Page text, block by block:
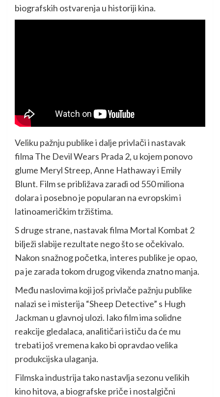
biografskih ostvarenja u historiji kina.
Veliku pažnju publike i dalje privlači i nastavak
filma The Devil Wears Prada 2, u kojem ponovo
glume Meryl Streep, Anne Hathaway i Emily
Blunt. Film se približava zaradi od 550 miliona
dolara i posebno je popularan na evropskim i
latinoameričkim tržištima.
S druge strane, nastavak filma Mortal Kombat 2
bilježi slabije rezultate nego što se očekivalo.
Nakon snažnog početka, interes publike je opao,
pa je zarada tokom drugog vikenda znatno manja.
Među naslovima koji još privlače pažnju publike
nalazi se i misterija “Sheep Detective” s Hugh
Jackman u glavnoj ulozi. Iako film ima solidne
reakcije gledalaca, analitičari ističu da će mu
trebati još vremena kako bi opravdao velika
produkcijska ulaganja.
Filmska industrija tako nastavlja sezonu velikih
kino hitova, a biografske priče i nostalgični